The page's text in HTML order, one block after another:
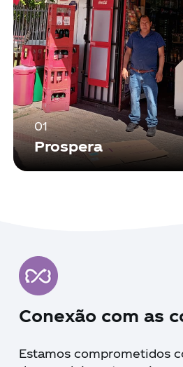
01
Prospera
Conexão com as
Estamos comprometidos